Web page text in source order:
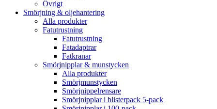
Övrigt
Smörjning & oljehantering
Alla produkter
Fatutrustning
Fatutrustning
Fatadaptrar
Fatkranar
Smörjnipplar & munstycken
Alla produkter
Smörjmunstycken
Smörjnippelrensare
Smörjnipplar i blisterpack 5-pack